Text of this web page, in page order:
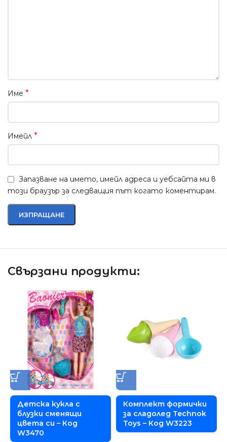
Име *
Имейл *
Запазване на името, имейл адреса и уебсайта ми в
този браузър за следващия път когато коментирам.
Свързани продукти:
Детска кукла с
блузки сменящи
цвета си – Код
W3470
Комплект формички
за сладолед Technok
Toys – Код W3223